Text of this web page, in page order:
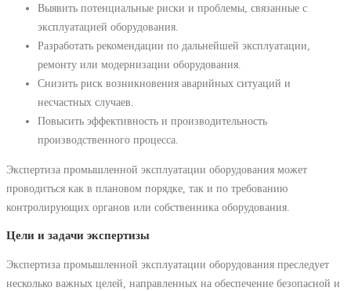
Выявить потенциальные риски и проблемы, связанные с
эксплуатацией оборудования.
Разработать рекомендации по дальнейшей эксплуатации,
ремонту или модернизации оборудования.
Снизить риск возникновения аварийных ситуаций и
несчастных случаев.
Повысить эффективность и производительность
производственного процесса.
Экспертиза промышленной эксплуатации оборудования может
проводиться как в плановом порядке, так и по требованию
контролирующих органов или собственника оборудования.
Цели и задачи экспертизы
Экспертиза промышленной эксплуатации оборудования преследует
несколько важных целей, направленных на обеспечение безопасной и